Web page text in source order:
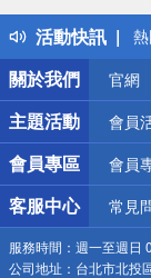
活動快訊
關於我們
官網
主題活動 會員
會員專區 會員
客服中心 常見
服務時間： 週一至週日
公司地址： 台北市北投